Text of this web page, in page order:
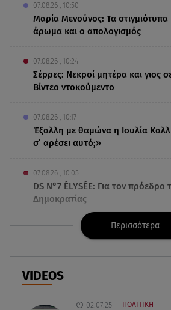
07.08.26 , 10:50
Μαρία Μενούνος: Τα στιγμιότυπα
άρωμα και ο απολογισμός
07.08.26 , 10:24
Σέρρες: Νεκροί μητέρα και γιος
Βίντεο ντοκούμεντο
07.08.26 , 10:17
Έξαλλη με θαμώνα η Ιουλία
σ’ αρέσει αυτό;»
07.08.26 , 10:05
DS N°7 ÉLYSÉE: Για τον πρόεδρο
Δημοκρατίας
Νηστεία Δεκαπενταύγουστου:
με κιμά μανιταριών
07.08.26 , 09:47
Κυψέλη: «Δεν μπορούσαμε να το
Περισσότερα
VIDEOS
02.07.25 ΠΟΛΙΤΙΚΗ